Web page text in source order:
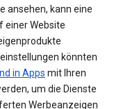
ansehen, kann eine
einer Website
könnten
in Apps mit Ihren
um die Dienste
Werbeanzeigen